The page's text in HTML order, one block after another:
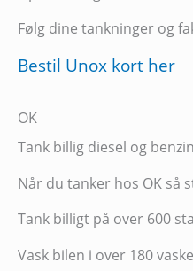
Følg dine tankninger og
Bestil Unox kort her
OK
Tank billig diesel og
Når du tanker hos OK så
Tank billigt på over 600
Vask bilen i over 180